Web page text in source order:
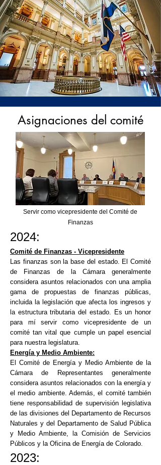
Asignaciones del comité
Servir como vicepresidente del Comité de
Finanzas
2024:
Comité de Finanzas - Vicepresidente
Las finanzas son la base del estado. El Comité
de Finanzas de la Cámara generalmente
considera asuntos relacionados con una amplia
gama de propuestas de finanzas públicas,
incluida la legislación que afecta los ingresos y
la estructura tributaria del estado. Es un honor
para mí servir como vicepresidente de un
comité tan vital que cumple un papel esencial
para nuestra legislatura.
Energía y Medio Ambiente:
El Comité de Energía y Medio Ambiente de la
Cámara de Representantes generalmente
considera asuntos relacionados con la energía y
el medio ambiente. Además, el comité también
tiene responsabilidad de supervisión legislativa
de las divisiones del Departamento de Recursos
Naturales y del Departamento de Salud Pública
y Medio Ambiente, la Comisión de Servicios
Públicos y la Oficina de Energía de Colorado.
2023: